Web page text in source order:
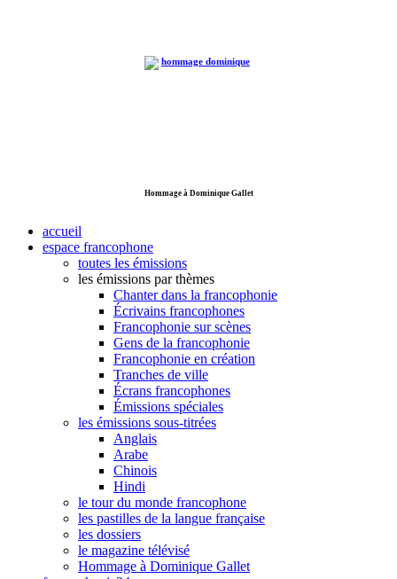
Hommage à Dominique Gallet
accueil
espace francophone
toutes les émissions
les émissions par thèmes
Chanter dans la francophonie
Écrivains francophones
Francophonie sur scènes
Gens de la francophonie
Francophonie en création
Tranches de ville
Écrans francophones
Émissions spéciales
les émissions sous-titrées
Anglais
Arabe
Chinois
Hindi
le tour du monde francophone
les pastilles de la langue française
les dossiers
le magazine télévisé
Hommage à Dominique Gallet